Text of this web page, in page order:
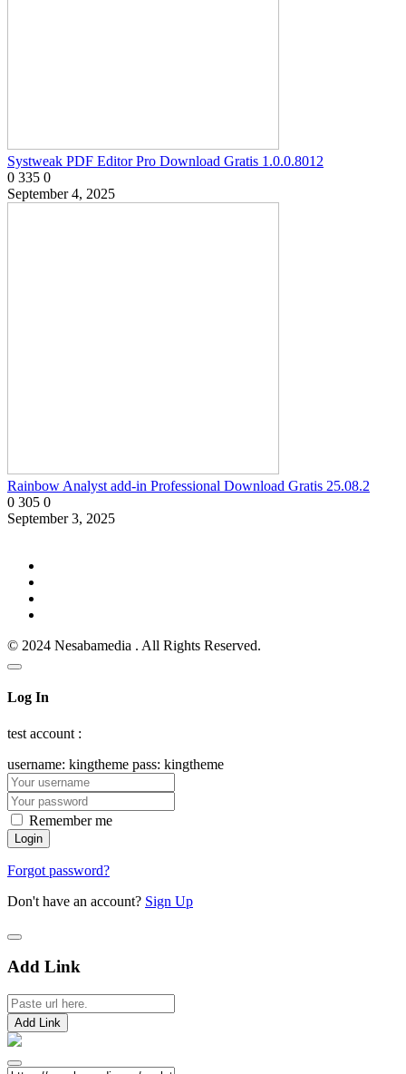
Systweak PDF Editor Pro Download Gratis 1.0.0.8012
0 335 0
September 4, 2025
Rainbow Analyst add-in Professional Download Gratis 25.08.2
0 305 0
September 3, 2025
© 2024 Nesabamedia . All Rights Reserved.
Log In
test account :
username: kingtheme pass: kingtheme
Remember me
Forgot password?
Don't have an account? Sign Up
Add Link
Add Link